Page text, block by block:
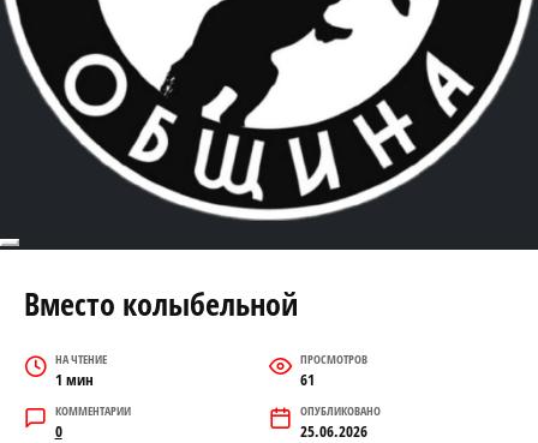
содержанию
Вместо колыбельной
НА ЧТЕНИЕ
1 мин
ПРОСМОТРОВ
61
КОММЕНТАРИИ
0
ОПУБЛИКОВАНО
25.06.2026